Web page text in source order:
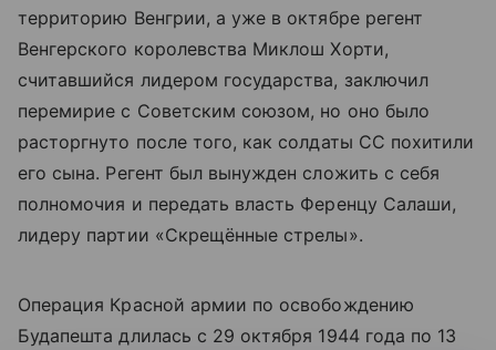
территорию Венгрии, а уже в октябре регент
Венгерского королевства Миклош Хорти,
считавшийся лидером государства, заключил
перемирие с Советским союзом, но оно было
расторгнуто после того, как солдаты СС похитили
его сына. Регент был вынужден сложить с себя
полномочия и передать власть Ференцу Салаши,
лидеру партии «Скрещённые стрелы».
Операция Красной армии по освобождению
Будапешта длилась с 29 октября 1944 года по 13